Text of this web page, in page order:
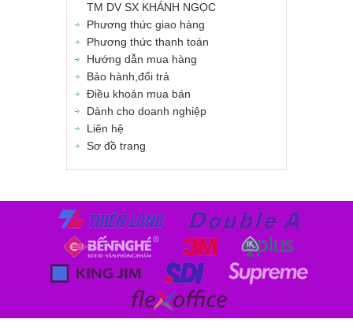
TM DV SX KHÁNH NGỌC
Phương thức giao hàng
Phương thức thanh toán
Hướng dẫn mua hàng
Bảo hành,đổi trả
Điều khoản mua bán
Dành cho doanh nghiệp
Liên hệ
Sơ đồ trang